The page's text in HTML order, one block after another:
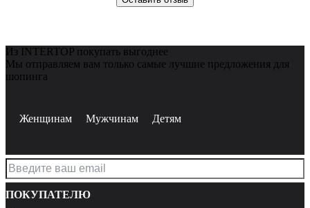
Из INTERTOP покупать выгоднее
Мы отправляем вам только самые лучшие предложения для
шопинга
Женщинам Мужчинам Детям
ПОКУПАТЕЛЮ